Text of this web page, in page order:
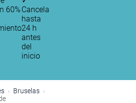
60% Cancela
hasta
24 h
antes
del
inicio
Bruselas
P